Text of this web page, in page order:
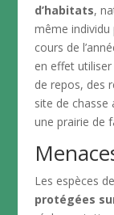
d’habitats,
même
cours de
en effet
de repos, des
site de chasse
une prairie de
Les espèces
protégées